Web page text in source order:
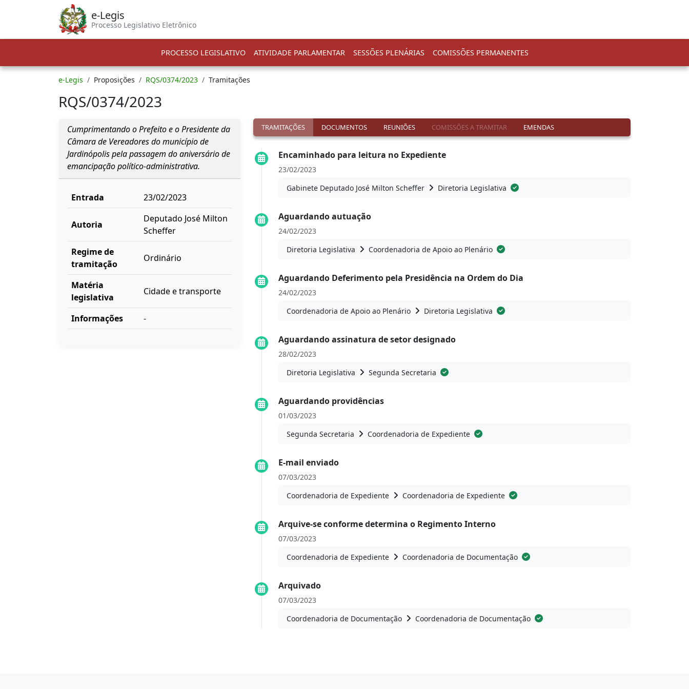
e-Legis
Processo Legislativo Eletrônico
PROCESSO LEGISLATIVO ATIVIDADE PARLAMENTAR SESSÕES PLENÁRIAS COMISSÕES PERMANENTES
e-Legis Proposições RQS/0374/2023 Tramitações
RQS/0374/2023
Cumprimentando o Prefeito e o Presidente da
Câmara de Vereadores do município de
Jardinópolis pela passagem do aniversário de
emancipação político-administrativa.
Entrada 23/02/2023
Autoria
Deputado José Milton
Scheffer
Regime de
tramitação
Ordinário
Matéria
legislativa
Cidade e transporte
Informações -
TRAMITAÇÕES DOCUMENTOS REUNIÕES COMISSÕES A TRAMITAR EMENDAS
Encaminhado para leitura no Expediente
23/02/2023
Gabinete Deputado José Milton Scheffer
Diretoria Legislativa
Aguardando autuação
24/02/2023
Diretoria Legislativa
Coordenadoria de Apoio ao Plenário
Aguardando Deferimento pela Presidência na Ordem do Dia
24/02/2023
Coordenadoria de Apoio ao Plenário
Diretoria Legislativa
Aguardando assinatura de setor designado
28/02/2023
Diretoria Legislativa
Segunda Secretaria
Aguardando providências
01/03/2023
Segunda Secretaria
Coordenadoria de Expediente
E-mail enviado
07/03/2023
Coordenadoria de Expediente
Coordenadoria de Expediente
Arquive-se conforme determina o Regimento Interno
07/03/2023
Coordenadoria de Expediente
Coordenadoria de Documentação
Arquivado
07/03/2023
Coordenadoria de Documentação
Coordenadoria de Documentação